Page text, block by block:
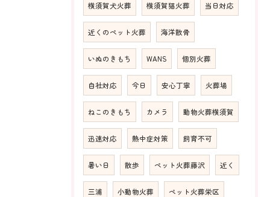
横須賀犬火葬 横須賀猫火葬 当日対応
近くのペット火葬 海洋散骨
いぬのきもち WANS 個別火葬
自社対応 今日 安心丁寧 火葬場
ねこのきもち カメラ 動物火葬横須賀
迅速対応 熱中症対策 飼育不可
暑い日 散歩 ペット火葬藤沢 近く
三浦 小動物火葬 ペット火葬栄区